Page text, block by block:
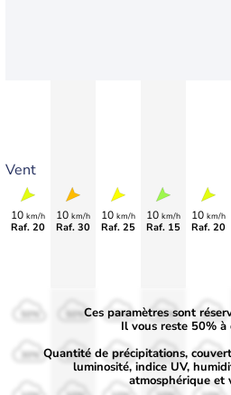
Vent
10 km/h
Raf. 20
10 km/h
Raf. 30
10 km/h
Raf. 25
10 km/h
Raf. 15
10 km/h
Raf. 20
50%
30%
50%
30%
50%
30%
50%
30%
50%
30%
Ces paramètres sont
Il vous reste 50% à
Quantité de précipitations,
luminosité, indice UV,
atmosphérique et